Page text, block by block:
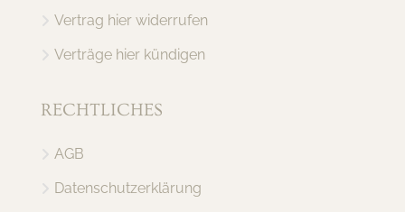
Vertrag hier widerrufen
Verträge hier kündigen
RECHTLICHES
AGB
Datenschutzerklärung